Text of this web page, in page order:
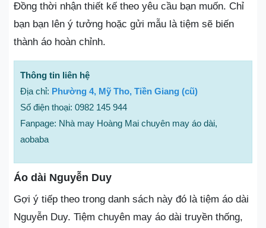
Đồng thời nhận thiết kế theo yêu cầu bạn muốn. Chỉ
bạn bạn lên ý tưởng hoặc gửi mẫu là tiệm sẽ biến
thành áo hoàn chỉnh.
Thông tin liên hệ
Địa chỉ: Phường 4, Mỹ Tho, Tiền Giang (cũ)
Số điện thoại: 0982 145 944
Fanpage: Nhà may Hoàng Mai chuyên may áo dài,
aobaba
Áo dài Nguyễn Duy
Gợi ý tiếp theo trong danh sách này đó là tiệm áo dài
Nguyễn Duy. Tiệm chuyên may áo dài truyền thống,